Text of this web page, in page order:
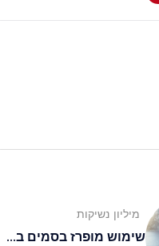
מיליון נשיקות
שימוש מופרז בסמים ב...